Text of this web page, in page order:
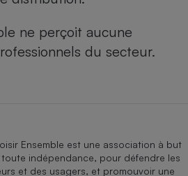
ne perçoit aucune
du secteur.
Ensemble est une association à but
indépendance, pour défendre les
et des usagers, et promouvoir une